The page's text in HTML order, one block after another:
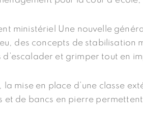
ministériel Une nouvelle
des concepts de
d’escalader et grimper tout en
la mise en place d’une classe
et de bancs en pierre